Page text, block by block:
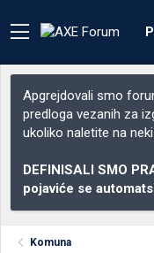
Apgrejdovali smo
predloga vezanih za
ukoliko naletite na
DEFINISALI SMO
pojaviće se
Komuna